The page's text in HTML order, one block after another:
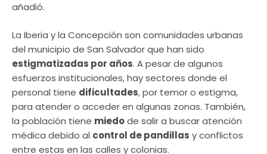
añadió.
La Iberia y la Concepción son comunidades urbanas
del municipio de San Salvador que han sido
estigmatizadas por años. A pesar de algunos
esfuerzos institucionales, hay sectores donde el
personal tiene dificultades, por temor o estigma,
para atender o acceder en algunas zonas. También,
la población tiene miedode salir a buscar atención
médica debido al control de pandillas y conflictos
entre estas en las calles y colonias.